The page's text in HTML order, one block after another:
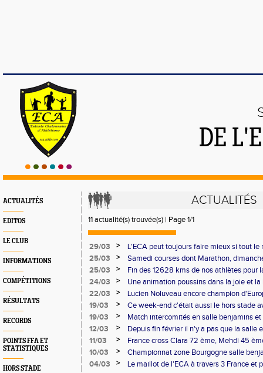
DE
ACTUALITÉS
EDITOS
LE CLUB
INFORMATIONS
COMPÉTITIONS
RÉSULTATS
RECORDS
POINTS FFA ET
STATISTIQUES
HORS STADE
ACTUALITÉS
11 actualité(s) trouvée(s) | Page 1/1
29/03 >
L'ECA peut toujours faire mieux si tout le
25/03
>
Samedi courses dont Marathon,
nordique l'ECA a la cote... chalonnaise
25/03 >
Fin des 12628 kms de nos athlètes pour
interligues
24/03 >
Une animation poussins dans la joie et
22/03
>
Lucien Noluveau encore champion
d'Europe
19/03 >
Ce week-end c'était aussi le hors stade
Foulées de Villeurbanne
19/03 >
Match intercomités en salle benjamins
vraie salle et un France
12/03 >
Depuis fin février il n'y a pas que la salle
le 71 et en France pour l'ECA
11/03 >
France cross Clara 72 ème, Mehdi 45
le podium et Challenge CDA71
10/03 >
Championnat zone Bourgogne salle
surtout des records personnels pour tous
04/03 > Le maillot de l'ECA à travers 3 France et